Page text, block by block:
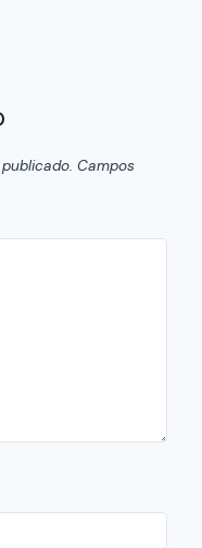
Campos